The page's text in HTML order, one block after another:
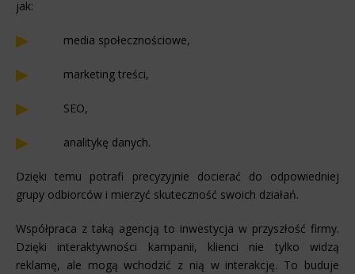
jak:
media społecznościowe,
marketing treści,
SEO,
analitykę danych.
Dzięki temu potrafi precyzyjnie docierać do odpowiedniej
grupy odbiorców i mierzyć skuteczność swoich działań.
Współpraca z taką agencją to inwestycja w przyszłość firmy.
Dzięki interaktywności kampanii, klienci nie tylko widzą
reklamę, ale mogą wchodzić z nią w interakcję. To buduje